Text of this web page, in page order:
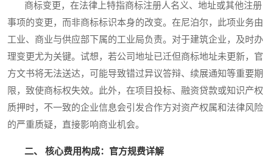
商标变更，在法律上特指商标注册人名义、地址或其他注册
事项的变更，而非商标标识本身的改变。在尼泊尔，此项业务由
工业、商业与供应部下属的工业局负责。对于建筑企业，及时办
理变更尤为关键。试想，若公司地址已迁但商标地址未更新，官
方文书将无法送达，可能导致错过异议答辩、续展通知等重要期
限，致使商标权失效。此外，在项目投标、融资贷款或知识产权
质押时，不一致的企业信息会引发合作方对资产权属和法律风险
的严重质疑，直接影响商业机会。
二、 核心费用构成：官方规费详解